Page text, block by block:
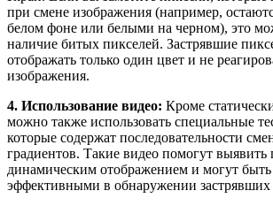
при смене изображения (например,
белом фоне или белыми на черном), это
наличие битых пикселей. Застрявшие
отображать только один цвет и не
изображения.
4. Использование видео: Кроме
можно также использовать специальные
которые содержат последовательности
градиентов. Такие видео помогут
динамическим отображением и могут быть
эффективными в обнаружении застрявших